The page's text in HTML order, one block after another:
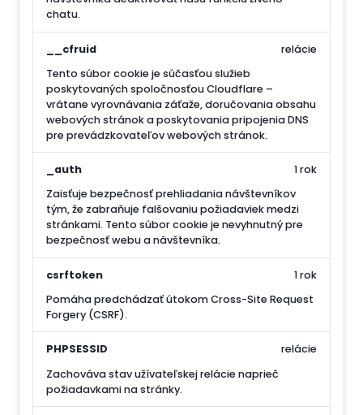
chatu.
__cfruid
Tento súbor cookie je súčasťou služieb
poskytovaných spoločnosťou Cloudflare –
vrátane vyrovnávania záťaže, doručovania obsahu
webových stránok a poskytovania pripojenia DNS
pre prevádzkovateľov webových stránok.
relácie
_auth
Zaisťuje bezpečnosť prehliadania návštevníkov
tým, že zabraňuje falšovaniu požiadaviek medzi
stránkami. Tento súbor cookie je nevyhnutný pre
bezpečnosť webu a návštevníka.
1 rok
csrftoken
Pomáha predchádzať útokom Cross-Site Request
Forgery (CSRF).
1 rok
PHPSESSID
Zachováva stav užívateľskej relácie naprieč
požiadavkami na stránky.
relácie